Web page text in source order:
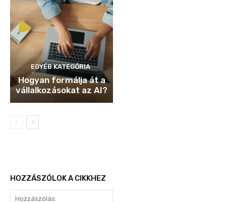
EGYÉB KATEGÓRIA
Hogyan formálja át a
vállalkozásokat az AI?
HOZZÁSZÓLOK A CIKKHEZ